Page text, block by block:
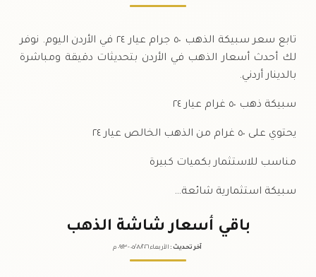
تابع سعر سبيكة الذهب ٥٠ جرام عيار ٢٤ في الأردن اليوم. نوفر
لك أحدث أسعار الذهب في الأردن بتحديثات دقيقة ومباشرة
بالدينار أردني.
سبيكة ذهب ٥٠ غرام عيار ٢٤
يحتوي على ٥٠ غرام من الذهب الخالص عيار ٢٤
مناسب للاستثمار بكميات كبيرة
سبيكة استثمارية شائعة…
باقي أسعار شاشة الذهب
آخر تحديث : الأربعاء ٠٥ /٠٨/٢٠٢٦ - ٠٩:٢٣م